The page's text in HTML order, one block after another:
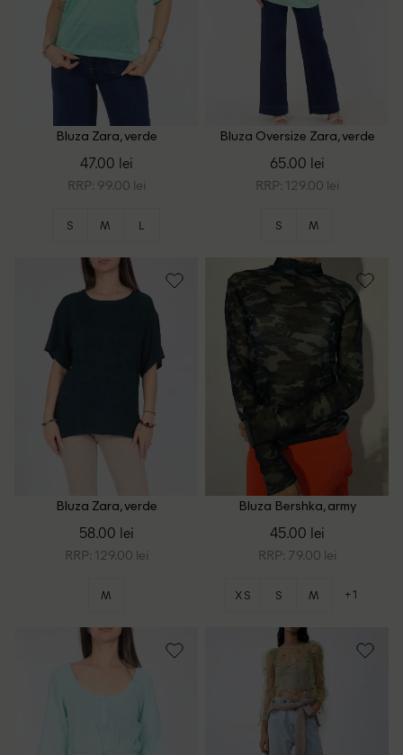
Bluza Zara, verde
47.00 lei
RRP: 99.00 lei
S M L
Bluza Oversize Zara, verde
65.00 lei
RRP: 129.00 lei
S M
Bluza Zara, verde
58.00 lei
RRP: 129.00 lei
M
Bluza Bershka, army
45.00 lei
RRP: 79.00 lei
XS S M +1